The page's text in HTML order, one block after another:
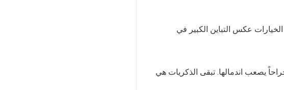
عكس التباين الكبير في
يصعب اندمالها. تبقى الذكريات هي